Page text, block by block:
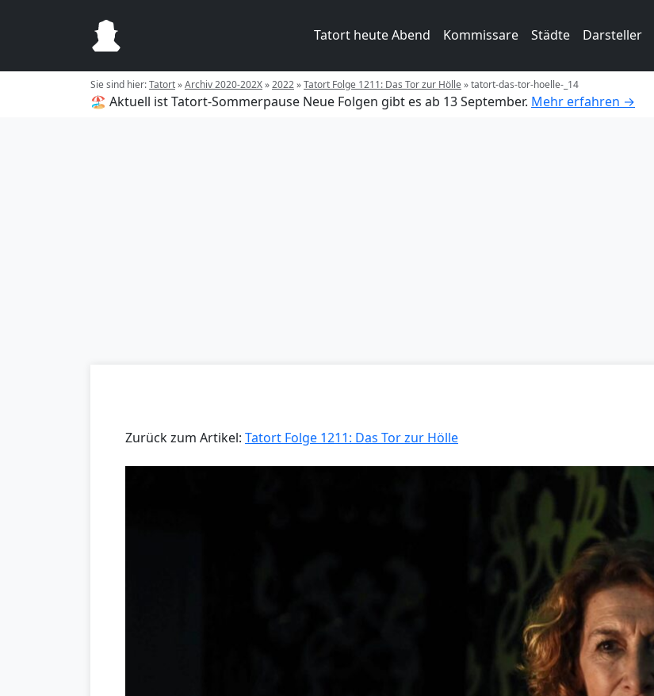
Tatort heute Abend Kommissare Städte Darsteller
Sie sind hier:Tatort»Archiv 2020-202X»2022»Tatort Folge 1211: Das Tor zur Hölle»tatort-das-tor-hoelle-_14
🏖️ Aktuell ist Tatort-Sommerpause Neue Folgen gibt es ab 13 September. Mehr erfahren →
Zurück zum Artikel: Tatort Folge 1211: Das Tor zur Hölle